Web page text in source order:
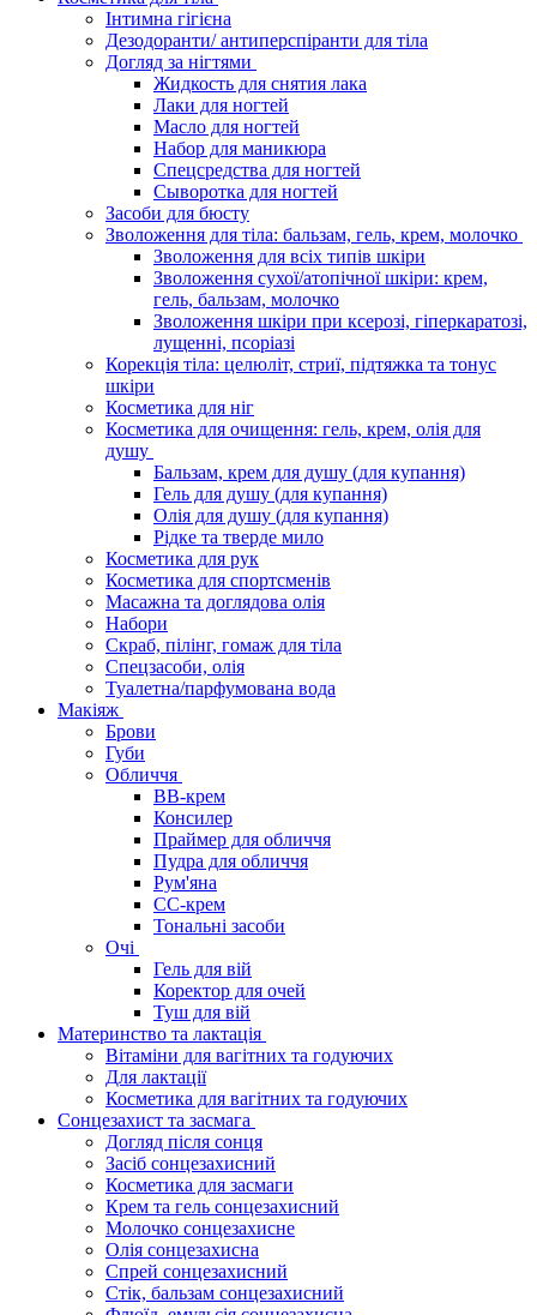
Інтимна гігієна
Дезодоранти/ антиперспіранти для тіла
Догляд за нігтями
Жидкость для снятия лака
Лаки для ногтей
Масло для ногтей
Набор для маникюра
Спецсредства для ногтей
Сыворотка для ногтей
Засоби для бюсту
Зволоження для тіла: бальзам, гель, крем, молочко
Зволоження для всіх типів шкіри
Зволоження сухої/атопічної шкіри: крем,
гель, бальзам, молочко
Зволоження шкіри при ксерозі, гіперкаратозі,
лущенні, псоріазі
Корекція тіла: целюліт, стриї, підтяжка та тонус
шкіри
Косметика для ніг
Косметика для очищення: гель, крем, олія для
душу
Бальзам, крем для душу (для купання)
Гель для душу (для купання)
Олія для душу (для купання)
Рідке та тверде мило
Косметика для рук
Косметика для спортсменів
Масажна та доглядова олія
Набори
Скраб, пілінг, гомаж для тіла
Спецзасоби, олія
Туалетна/парфумована вода
Макіяж
Брови
Губи
Обличчя
BB-крем
Консилер
Праймер для обличчя
Пудра для обличчя
Рум'яна
СС-крем
Тональні засоби
Очі
Гель для вій
Коректор для очей
Туш для вій
Материнство та лактація
Вітаміни для вагітних та годуючих
Для лактації
Косметика для вагітних та годуючих
Сонцезахист та засмага
Догляд після сонця
Засіб сонцезахисний
Косметика для засмаги
Крем та гель сонцезахисний
Молочко сонцезахисне
Олія сонцезахисна
Спрей сонцезахисний
Стік, бальзам сонцезахисний